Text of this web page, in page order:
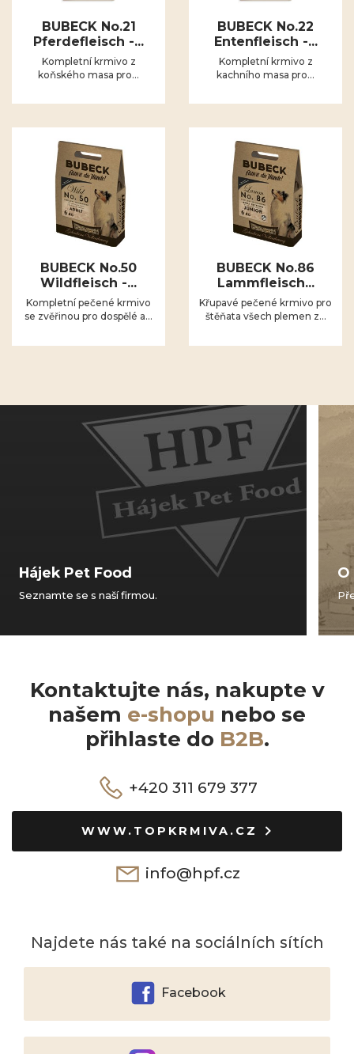
BUBECK No.21
Pferdefleisch -...
Kompletní krmivo z
koňského masa pro...
BUBECK No.22
Entenfleisch -...
Kompletní krmivo z
kachního masa pro...
BUBECK No.50
Wildfleisch -...
Kompletní pečené krmivo
se zvěřinou pro dospělé a...
BUBECK No.86
Lammfleisch...
Křupavé pečené krmivo pro
štěňata všech plemen z...
Hájek Pet Food
Seznamte se s naší firmou.
O
Kontaktujte nás, nakupte v
našem e-shopu nebo se
přihlaste do B2B.
+420 311 679 377
WWW.TOPKRMIVA.CZ
info@hpf.cz
Najdete nás také na sociálních sítích
Facebook